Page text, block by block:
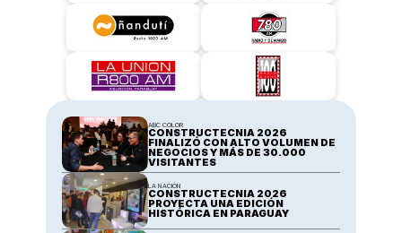
ABC COLOR
CONSTRUCTECNIA 2026
FINALIZÓ CON ALTO VOLUMEN DE
NEGOCIOS Y MÁS DE 30.000
VISITANTES
LA NACIÓN
CONSTRUCTECNIA 2026
PROYECTA UNA EDICIÓN
HISTÓRICA EN PARAGUAY